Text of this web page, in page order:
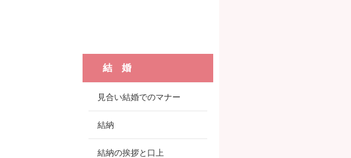
結 婚
見合い結婚でのマナー
結納
結納の挨拶と口上